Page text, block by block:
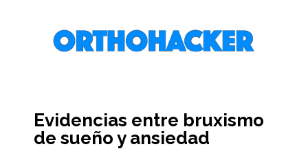
Evidencias entre bruxismo
de sueño y ansiedad